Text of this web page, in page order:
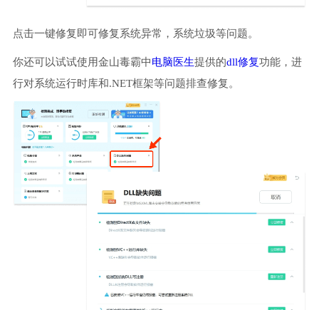
点击一键修复即可修复系统异常，系统垃圾等问题。
你还可以试试使用金山毒霸中电脑医生提供的dll修复功能，进
行对系统运行时库和.NET框架等问题排查修复。